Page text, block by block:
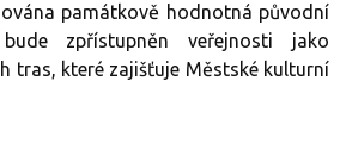
památkově hodnotná původní
zpřístupněn veřejnosti jako
tras, které zajišťuje Městské kulturní